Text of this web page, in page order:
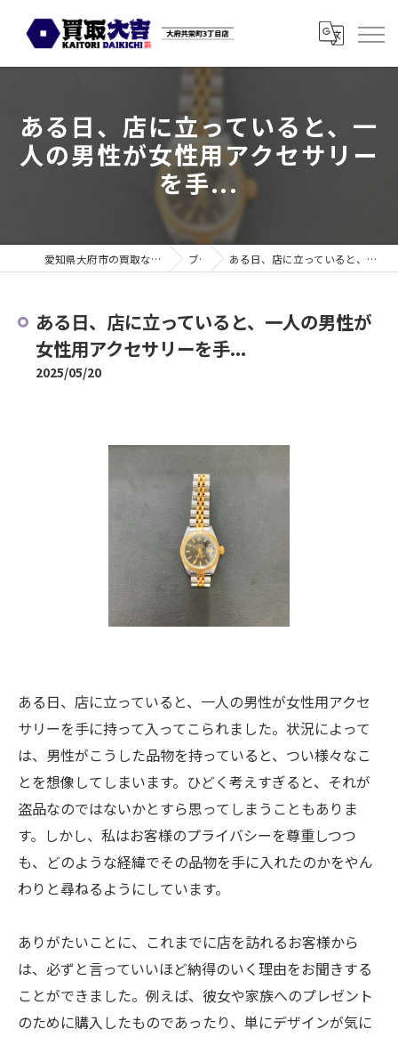
ある日、店に立っていると、一
人の男性が女性用アクセサリー
を手...
愛知県大府市の買取なら買取大吉 大府共栄町3丁目店 ブログ ある日、店に立っていると、一人の男性が女性用アクセサリーを手...
ある日、店に立っていると、一人の男性が
女性用アクセサリーを手...
2025/05/20
ある日、店に立っていると、一人の男性が女性用アクセ
サリーを手に持って入ってこられました。状況によって
は、男性がこうした品物を持っていると、つい様々なこ
とを想像してしまいます。ひどく考えすぎると、それが
盗品なのではないかとすら思ってしまうこともありま
す。しかし、私はお客様のプライバシーを尊重しつつ
も、どのような経緯でその品物を手に入れたのかをやん
わりと尋ねるようにしています。
ありがたいことに、これまでに店を訪れるお客様から
は、必ずと言っていいほど納得のいく理由をお聞きする
ことができました。例えば、彼女や家族へのプレゼント
のために購入したものであったり、単にデザインが気に